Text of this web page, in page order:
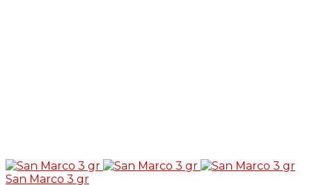
San Marco 3 gr